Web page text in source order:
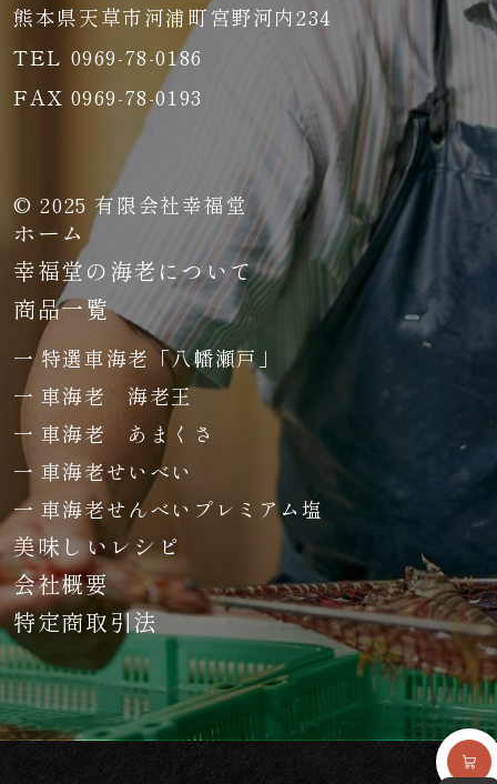
熊本県天草市河浦町宮野河内234
TEL 0969-78-0186
FAX 0969-78-0193
© 2025 有限会社幸福堂
ホーム
幸福堂の海老について
商品一覧
特選車海老「八幡瀬戸」
車海老 海老王
車海老 あまくさ
車海老せいべい
車海老せんべいプレミアム塩
美味しいレシピ
会社概要
特定商取引法